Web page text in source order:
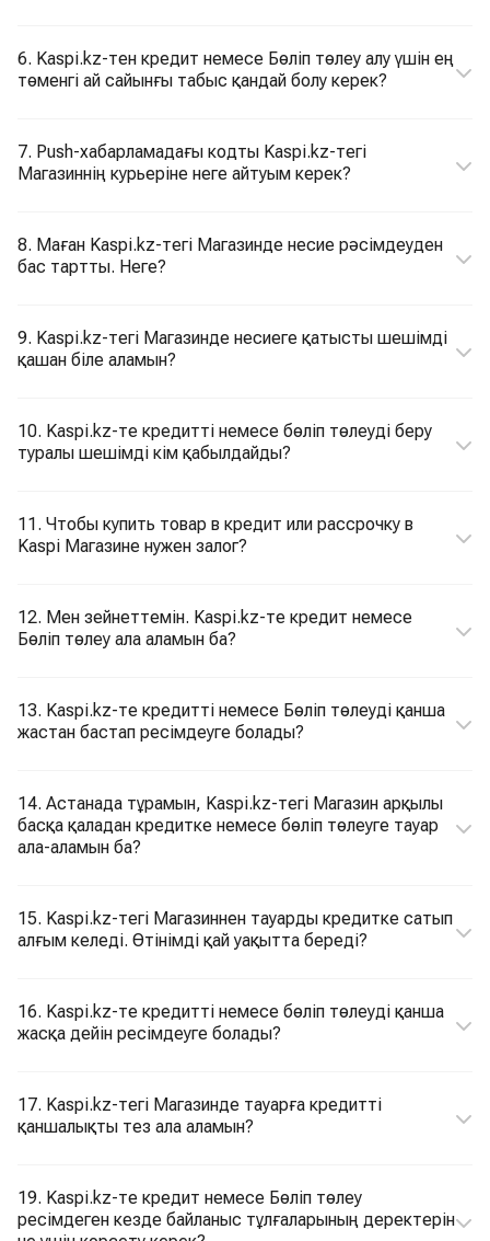
6. Kaspi.kz-тен кредит немесе Бөліп төлеу алу үшін ең
төменгі ай сайынғы табыс қандай болу керек?
7. Push-хабарламадағы кодты Kaspi.kz-тегі
Магазиннің курьеріне неге айтуым керек?
8. Маған Kaspi.kz-тегі Магазинде несие рәсімдеуден
бас тартты. Неге?
9. Kaspi.kz-тегі Магазинде несиеге қатысты шешімді
қашан біле аламын?
10. Kaspi.kz-те кредитті немесе бөліп төлеуді беру
туралы шешімді кім қабылдайды?
11. Чтобы купить товар в кредит или рассрочку в
Kaspi Магазине нужен залог?
12. Мен зейнеттемін. Kaspi.kz-те кредит немесе
Бөліп төлеу ала аламын ба?
13. Kaspi.kz-те кредитті немесе Бөліп төлеуді қанша
жастан бастап ресімдеуге болады?
14. Астанада тұрамын, Kaspi.kz-тегі Магазин арқылы
басқа қаладан кредитке немесе бөліп төлеуге тауар
ала-аламын ба?
15. Kaspi.kz-тегі Магазиннен тауарды кредитке сатып
алғым келеді. Өтінімді қай уақытта береді?
16. Kaspi.kz-те кредитті немесе бөліп төлеуді қанша
жасқа дейін ресімдеуге болады?
17. Kaspi.kz-тегі Магазинде тауарға кредитті
қаншалықты тез ала аламын?
19. Kaspi.kz-те кредит немесе Бөліп төлеу
ресімдеген кезде байланыс тұлғаларының деректерін